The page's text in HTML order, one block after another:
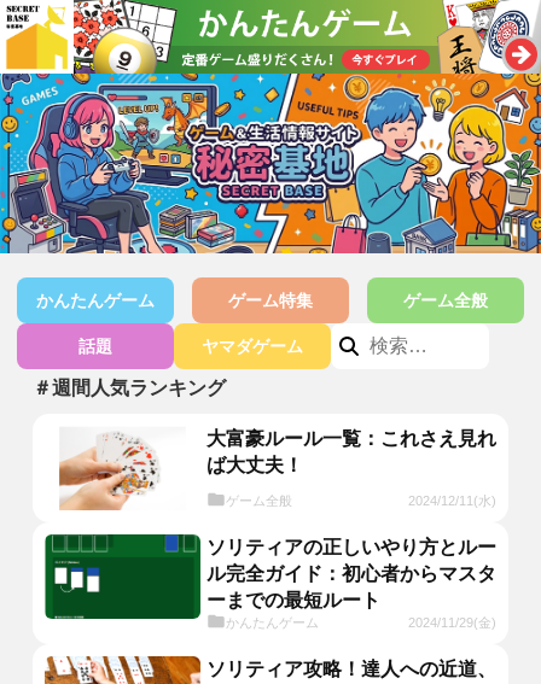
かんたんゲーム ゲーム特集 ゲーム全般
話題 ヤマダゲーム
＃週間人気ランキング
大富豪ルール一覧：これさえ見れ
ば大丈夫！
ゲーム全般 2024/12/11(水)
ソリティアの正しいやり方とルー
ル完全ガイド：初心者からマスタ
ーまでの最短ルート
かんたんゲーム 2024/11/29(金)
ソリティア攻略！達人への近道、